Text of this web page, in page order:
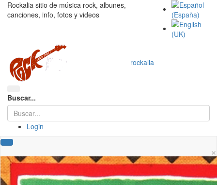
Rockalia sitio de música rock, albunes,
canciones, info, fotos y videos
rockalia
Buscar...
Login
×